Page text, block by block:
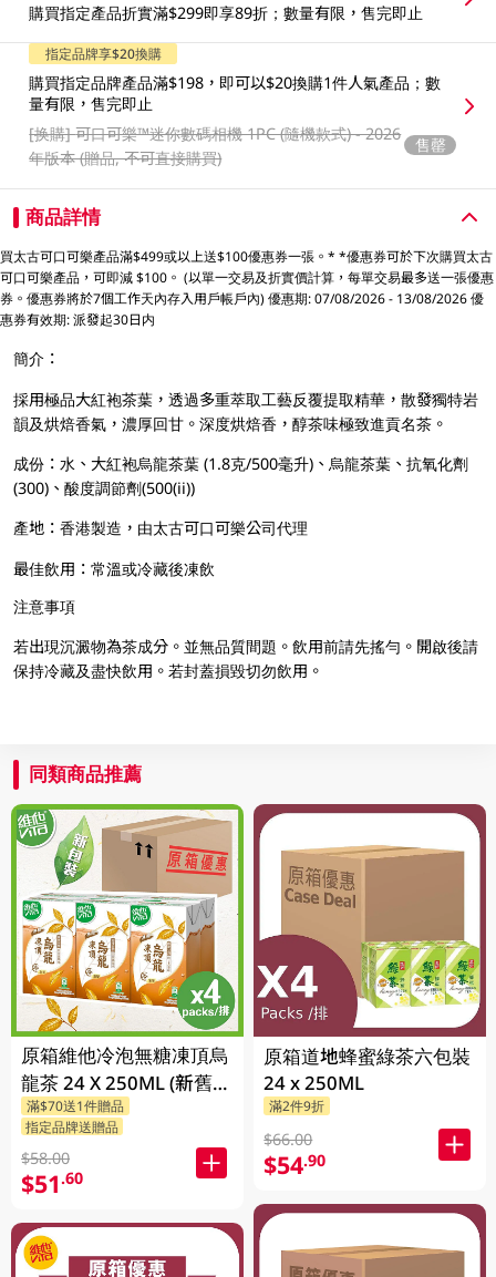
購買指定產品折實滿$299即享89折；數量有限，售完即止
指定品牌享$20換購
購買指定品牌產品滿$198，即可以$20換購1件人氣產品；數
量有限，售完即止
[换購]可口可樂™️迷你數碼相機 1PC (隨機款式) - 2026
年版本 (贈品, 不可直接購買)
售罄
商品詳情
買太古可口可樂產品滿$499或以上送$100優惠券一張。* *優惠券可於下次購買太古
可口可樂產品，可即減 $100。 (以單一交易及折實價計算，每單交易最多送一張優惠
券。優惠券將於7個工作天內存入用戶帳戶內) 優惠期: 07/08/2026 - 13/08/2026 優
惠券有效期: 派發起30日内
簡介：
採用極品大紅袍茶葉，透過多重萃取工藝反覆提取精華，散發獨特岩
韻及烘焙香氣，濃厚回甘。深度烘焙香，醇茶味極致進貢名茶。
成份：水、大紅袍烏龍茶葉 (1.8克/500毫升)、烏龍茶葉、抗氧化劑
(300)、酸度調節劑(500(ii))
產地：香港製造，由太古可口可樂公司代理
最佳飲用：常溫或冷藏後凍飲
注意事項
若出現沉澱物為茶成分。並無品質間題。飲用前請先搖勻。開啟後請
保持冷藏及盡快飲用。若封蓋損毀切勿飲用。
同類商品推薦
原箱維他冷泡無糖凍頂烏
龍茶 24 X 250ML (新舊包
裝隨機發貨)
滿$70送1件贈品
指定品牌送贈品
$58.00
$51.60
原箱道地蜂蜜綠茶六包裝
24 x 250ML
滿2件9折
$66.00
$54.90